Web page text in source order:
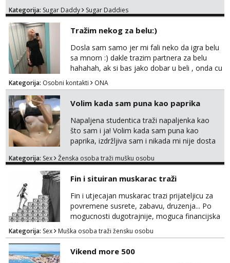
kosu - se dobro ljubiš - si fleksibilna s
dostupna radnim danom (vikendi i noći su za
obitelj) - vodiš brigu o zdravlju i koristiš
zaštitu Ne javljajte se: - debele - frajeri i
paro...
Kategorija: Sugar Daddy Sugar Daddies
Tražim nekog za belu:)
Dosla sam samo jer mi fali neko da igra belu
sa mnom :) dakle trazim partnera za belu
hahahah, ak si bas jako dobar u beli , onda cu
razmislit za dalje Klikni na link ispod i nadji me
tamo, cekam te!
Kategorija: Osobni kontakti ONA
Volim kada sam puna kao paprika
Napaljena studentica traži napaljenka kao
što sam i ja! Volim kada sam puna kao
paprika, izdržljiva sam i nikada mi nije dosta
bilo kad i bilo gdje zato se javi što prije da
tamo, cekam te!
Kategorija: Sex Ženska osoba traži mušku osobu
Fin i situiran muskarac traži
Fin i utjecajan muskarac trazi prijateljicu za
povremene susrete, zabavu, druzenja... Po
mogucnosti dugotrajnije, moguca financijska
potpora!
Kategorija: Sex Muška osoba traži žensku osobu
Vikend more 500